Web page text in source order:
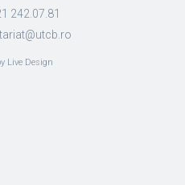
242.07.81
Live Design